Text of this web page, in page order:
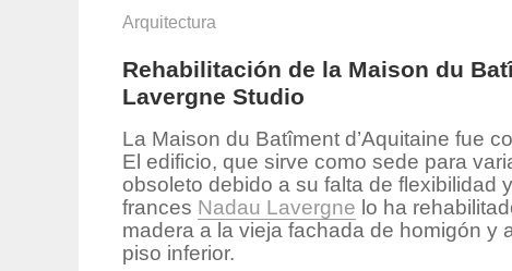
Arquitectura
Rehabilitación de la Maison du
Lavergne Studio
La Maison du Batîment d’Aquitaine fue
El edificio, que sirve como sede para
obsoleto debido a su falta de flexibilidad
frances Nadau Lavergne lo ha
madera a la vieja fachada de homigón y
piso inferior.